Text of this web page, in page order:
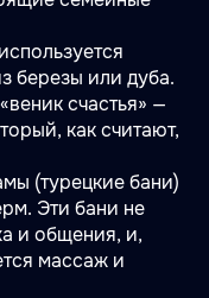
березы или дуба.
счастья» —
как считают,
(турецкие бани)
Эти бани не
и общения, и,
массаж и